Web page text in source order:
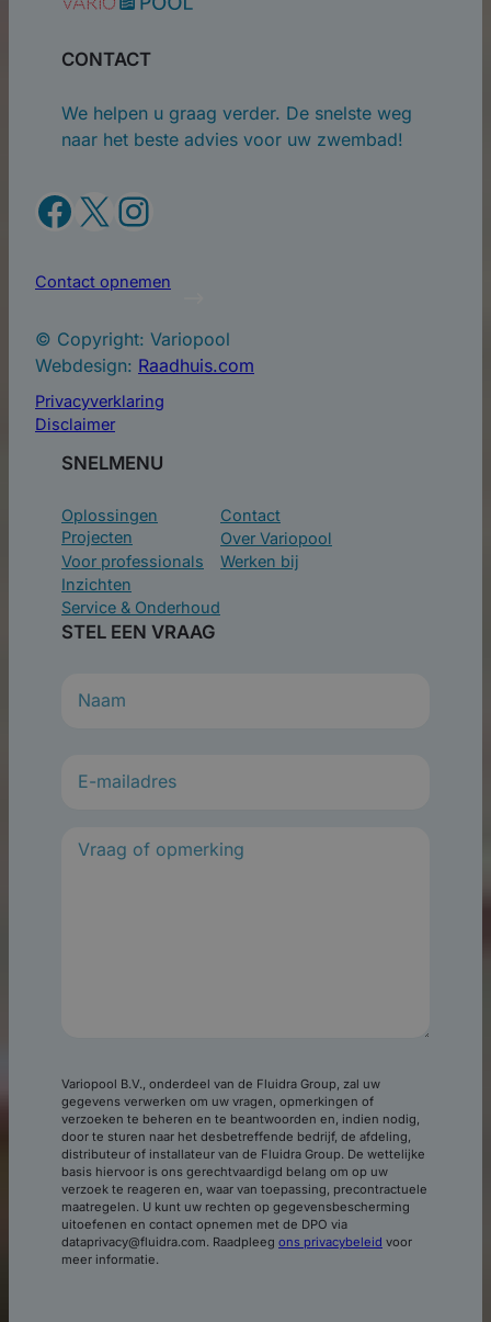
CONTACT
We helpen u graag verder. De snelste weg
naar het beste advies voor uw zwembad!
Facebook X Instagram
Contact opnemen
© Copyright: Variopool
Webdesign: Raadhuis.com
Privacyverklaring
Disclaimer
SNELMENU
Oplossingen
Projecten
Voor professionals
Inzichten
Service & Onderhoud
Contact
Over Variopool
Werken bij
STEL EEN VRAAG
Variopool B.V., onderdeel van de Fluidra Group, zal uw
gegevens verwerken om uw vragen, opmerkingen of
verzoeken te beheren en te beantwoorden en, indien nodig,
door te sturen naar het desbetreffende bedrijf, de afdeling,
distributeur of installateur van de Fluidra Group. De wettelijke
basis hiervoor is ons gerechtvaardigd belang om op uw
verzoek te reageren en, waar van toepassing, precontractuele
maatregelen. U kunt uw rechten op gegevensbescherming
uitoefenen en contact opnemen met de DPO via
dataprivacy@fluidra.com. Raadpleeg ons privacybeleid voor
meer informatie.